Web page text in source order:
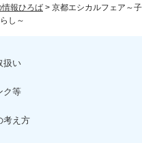
報ひろば > 京都エシカルフェア～
し～
扱い
ク等
考え方